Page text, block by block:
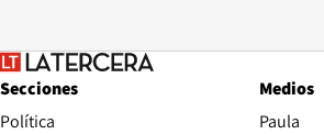
Secciones
Política
Medios
Paula